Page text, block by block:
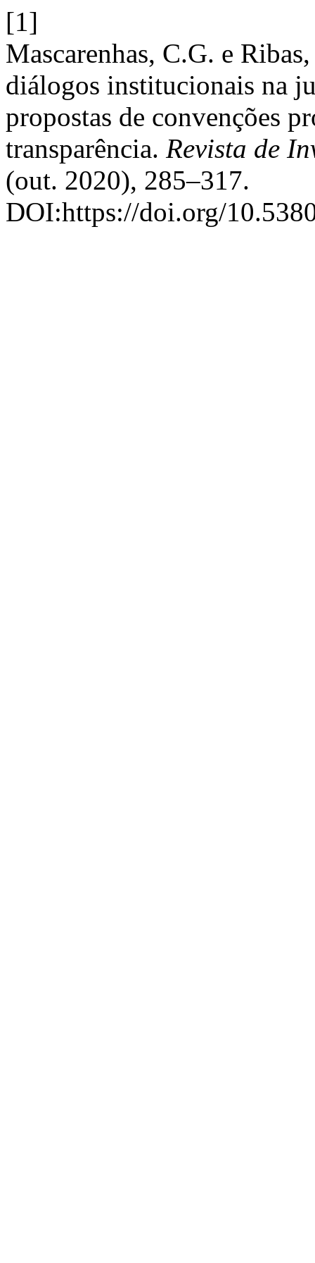
[1]
Mascarenhas, C.G. e
diálogos institucionais na
propostas de convenções
transparência. Revista de
(out. 2020), 285–317.
DOI:https://doi.org/